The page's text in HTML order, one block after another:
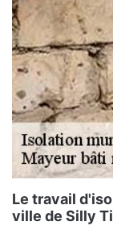
Le travail
ville de Silly